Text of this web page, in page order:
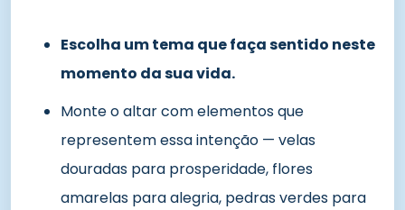
Escolha um tema que faça sentido neste
momento da sua vida.
Monte o altar com elementos que
representem essa intenção — velas
douradas para prosperidade, flores
amarelas para alegria, pedras verdes para